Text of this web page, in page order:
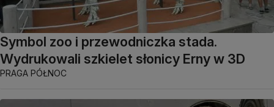
Symbol zoo i przewodniczka stada.
Wydrukowali szkielet słonicy Erny w 3D
PRAGA PÓŁNOC